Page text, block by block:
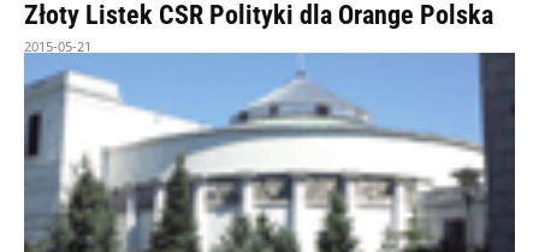
Złoty Listek CSR Polityki dla Orange Polska
2015-05-21